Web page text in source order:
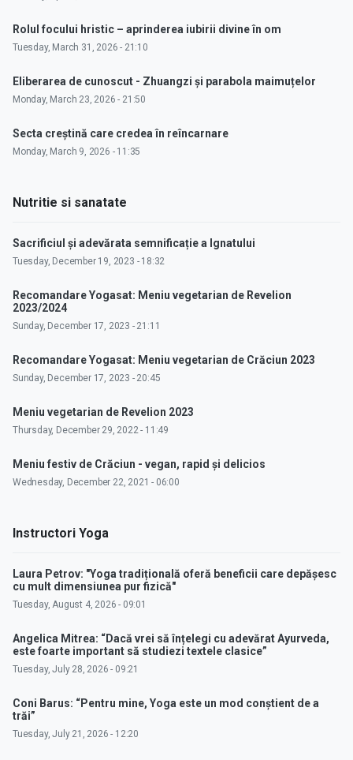
Rolul focului hristic – aprinderea iubirii divine în om
Tuesday, March 31, 2026 - 21:10
Eliberarea de cunoscut - Zhuangzi și parabola maimuțelor
Monday, March 23, 2026 - 21:50
Secta creștină care credea în reîncarnare
Monday, March 9, 2026 - 11:35
Nutritie si sanatate
Sacrificiul și adevărata semnificație a Ignatului
Tuesday, December 19, 2023 - 18:32
Recomandare Yogasat: Meniu vegetarian de Revelion
2023/2024
Sunday, December 17, 2023 - 21:11
Recomandare Yogasat: Meniu vegetarian de Crăciun 2023
Sunday, December 17, 2023 - 20:45
Meniu vegetarian de Revelion 2023
Thursday, December 29, 2022 - 11:49
Meniu festiv de Crăciun - vegan, rapid și delicios
Wednesday, December 22, 2021 - 06:00
Instructori Yoga
Laura Petrov: "Yoga tradițională oferă beneficii care depășesc
cu mult dimensiunea pur fizică"
Tuesday, August 4, 2026 - 09:01
Angelica Mitrea: “Dacă vrei să înțelegi cu adevărat Ayurveda,
este foarte important să studiezi textele clasice”
Tuesday, July 28, 2026 - 09:21
Coni Barus: “Pentru mine, Yoga este un mod conștient de a
trăi”
Tuesday, July 21, 2026 - 12:20